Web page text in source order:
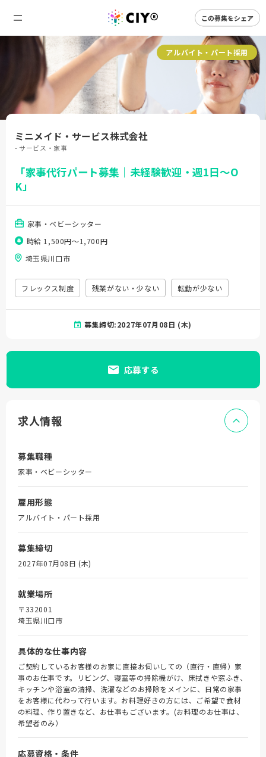
この募集をシェア
アルバイト・パート採用
ミニメイド・サービス株式会社
- サービス・家事
「家事代行パート募集｜未経験歓迎・週1日～O
K」
家事・ベビーシッター
時給 1,500円〜1,700円
埼玉県川口市
フレックス制度 残業がない・少ない 転勤が少ない
募集締切:2027年07月08日 (木)
応募する
求人情報
募集職種
家事・ベビーシッター
雇用形態
アルバイト・パート採用
募集締切
2027年07月08日 (木)
就業場所
〒332001
埼玉県川口市
具体的な仕事内容
ご契約しているお客様のお家に直接お伺いしての（直行・直帰）家
事のお仕事です。リビング、寝室等の掃除機がけ、床拭きや窓ふき、
キッチンや浴室の清掃、洗濯などのお掃除をメインに、日常の家事
をお客様に代わって行います。お料理好きの方には、ご希望で食材
の料理、作り置きなど、お仕事もございます。(お料理のお仕事は、
希望者のみ）
応募資格・条件